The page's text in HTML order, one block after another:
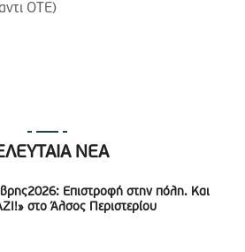
ΝΕΑ
Επιστροφή στην πόλη. Και
στο Άλσος Περιστερίου